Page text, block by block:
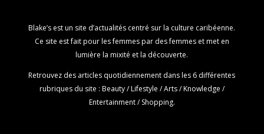
Blake’s est un site d’actualités centré sur la culture caribéenne.
Ce site est fait pour les femmes par des femmes et met en
lumière la mixité et la découverte.
Retrouvez des articles quotidiennement dans les 6 différentes
rubriques du site : Beauty / Lifestyle / Arts / Knowledge /
Entertainment / Shopping.